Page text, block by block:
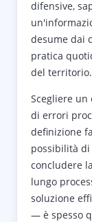
difensive,
desume dai
pratica
del territorio.
Scegliere
di errori
definizione
possibilità di
concludere
lungo
soluzione
— è spesso